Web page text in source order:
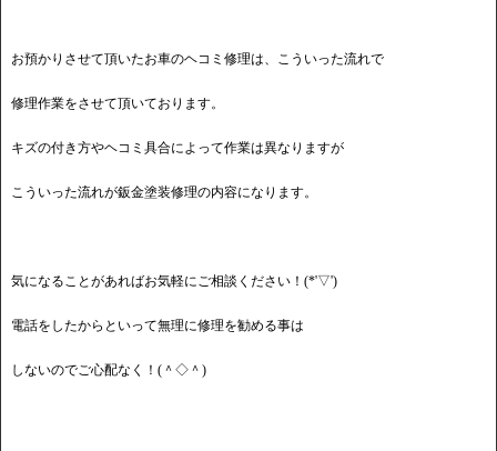
お預かりさせて頂いたお車のヘコミ修理は、こういった流れで
修理作業をさせて頂いております。
キズの付き方やヘコミ具合によって作業は異なりますが
こういった流れが鈑金塗装修理の内容になります。
気になることがあればお気軽にご相談ください！(*'▽')
電話をしたからといって無理に修理を勧める事は
しないのでご心配なく！(＾◇＾)